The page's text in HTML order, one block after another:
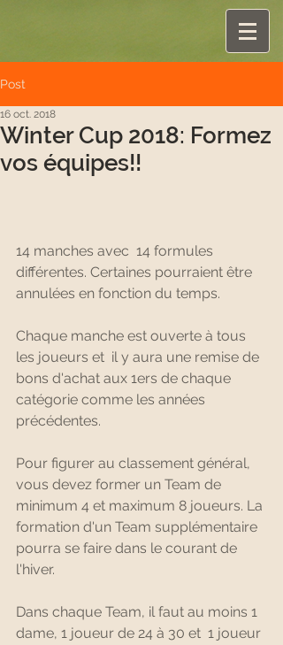
Post
Winter Cup 2018: Formez
vos équipes!!
16 oct. 2018
14 manches avec  14 formules
différentes. Certaines pourraient être
annulées en fonction du temps.
Chaque manche est ouverte à tous
les joueurs et  il y aura une remise de
bons d'achat aux 1ers de chaque
catégorie comme les années
précédentes.
Pour figurer au classement général,
vous devez former un Team de
minimum 4 et maximum 8 joueurs. La
formation d'un Team supplémentaire
pourra se faire dans le courant de
l'hiver.
Dans chaque Team, il faut au moins 1
dame, 1 joueur de 24 à 30 et  1 joueur